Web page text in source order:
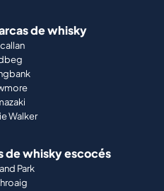
de whisky
Walker
de whisky escocés
Park